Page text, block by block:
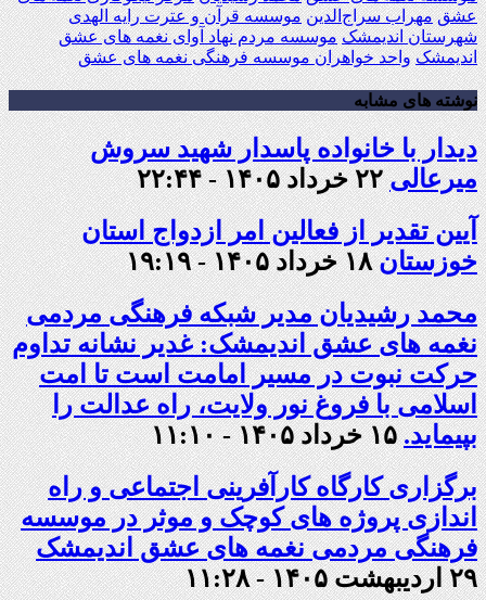
عشق مهراب سراج‌الدین موسسه قرآن و عترت رایه الهدی
شهرستان اندیمشک موسسه مردم نهاد آوای نغمه های عشق
اندیمشک واحد خواهران موسسه فرهنگی نغمه های عشق
نوشته های مشابه
دیدار با خانواده پاسدار شهید سروش
میرعالی ۲۲ خرداد ۱۴۰۵ - ۲۲:۴۴
آیین تقدیر از فعالین امر ازدواج استان
خوزستان ۱۸ خرداد ۱۴۰۵ - ۱۹:۱۹
محمد رشیدیان مدیر شبکه فرهنگی مردمی
نغمه های عشق اندیمشک: غدیر نشانه تداوم
حرکت نبوت در مسیر امامت است تا امت
اسلامی با فروغ نور ولایت، راه عدالت را
بپیماید. ۱۵ خرداد ۱۴۰۵ - ۱۱:۱۰
برگزاری کارگاه کارآفرینی اجتماعی و راه
اندازی پروژه های کوچک و موثر در موسسه
فرهنگی مردمی نغمه های عشق اندیمشک
۲۹ اردیبهشت ۱۴۰۵ - ۱۱:۲۸